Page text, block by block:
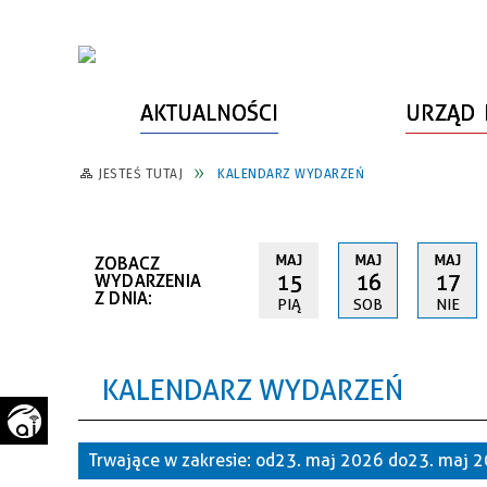
AKTUALNOŚCI URZĄD
WŁADZE MIASTA
URZĄD STANU CYWILNEGO
STRATEGIE, PLANY, PROGRAMY
FUNDUSZE ZEWNĘTRZNE
INFORMACJE O MIEŚCIE
PARTNERZY, NGO
JEDNOSTKI MIEJSKIE
INWESTYCJE MIEJSKIE
POWIATOWY LIDER
PRZEDSIĘBIORCZOŚCI
SPORT
SZLAKI TURYSTYCZNE
ZAŁATW SPRAWĘ
BEZPIECZEŃSTWO
ZWIERZĘTA W GMINIE
INFORMATOR
KOMUNIKACJA I TRANSPORT
JESTEŚ TUTAJ KALENDARZ WYDARZEŃ
ZOBACZ
WYDARZENIA
Z DNIA:
MAJ
15
PIĄ
MAJ
16
SOB
MAJ
17
NIE
KALENDARZ WYDARZEŃ
Trwające w zakresie: od 23. maj 2026 do 23. maj